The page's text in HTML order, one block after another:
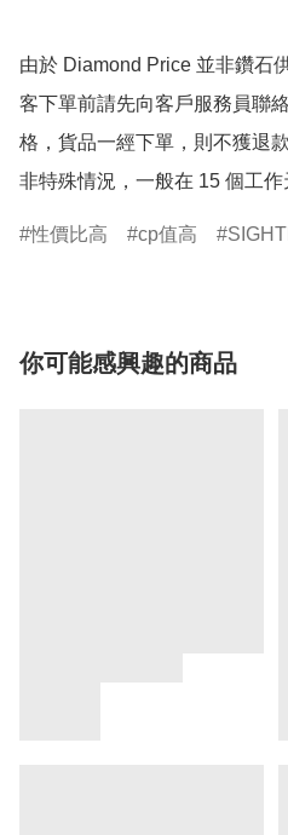
由於 Diamond Price 並非鑽石
客下單前請先向客戶服務員聯
格，貨品一經下單，則不獲退
非特殊情況，一般在 15 個工作
性價比高 cp值高
你可能感興趣的商品